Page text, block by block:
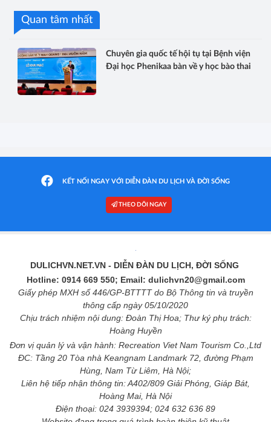
Quan tâm nhất
Chuyên gia quốc tế hội tụ tại Bệnh viện
Đại học Phenikaa bàn về y học bào thai
KẾT NỐI NGAY VỚI DIỄN ĐÀN DU LỊCH VÀ ĐỜI SỐNG
THEO DÕI NGAY
DULICHVN.NET.VN- DIỄN ĐÀN DU LỊCH, ĐỜI SỐNG
Hotline: 0914 669 550; Email: dulichvn20@gmail.com
Giấy phép MXH số 446/GP-BTTTT do Bộ Thông tin và truyền
thông cấp ngày 05/10/2020
Chịu trách nhiệm nội dung: Đoàn Thị Hoa; Thư ký phụ trách:
Hoàng Huyền
Đơn vị quản lý và vận hành: Recreation Viet Nam Tourism Co.,Ltd
ĐC: Tầng 20 Tòa nhà Keangnam Landmark 72, đường Phạm
Hùng, Nam Từ Liêm, Hà Nội;
Liên hệ tiếp nhận thông tin: A402/809 Giải Phóng, Giáp Bát,
Hoàng Mai, Hà Nội
Điện thoại: 024 3939394; 024 632 636 89